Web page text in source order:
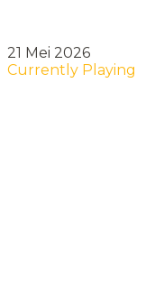
21 Mei 2026
Currently Playing